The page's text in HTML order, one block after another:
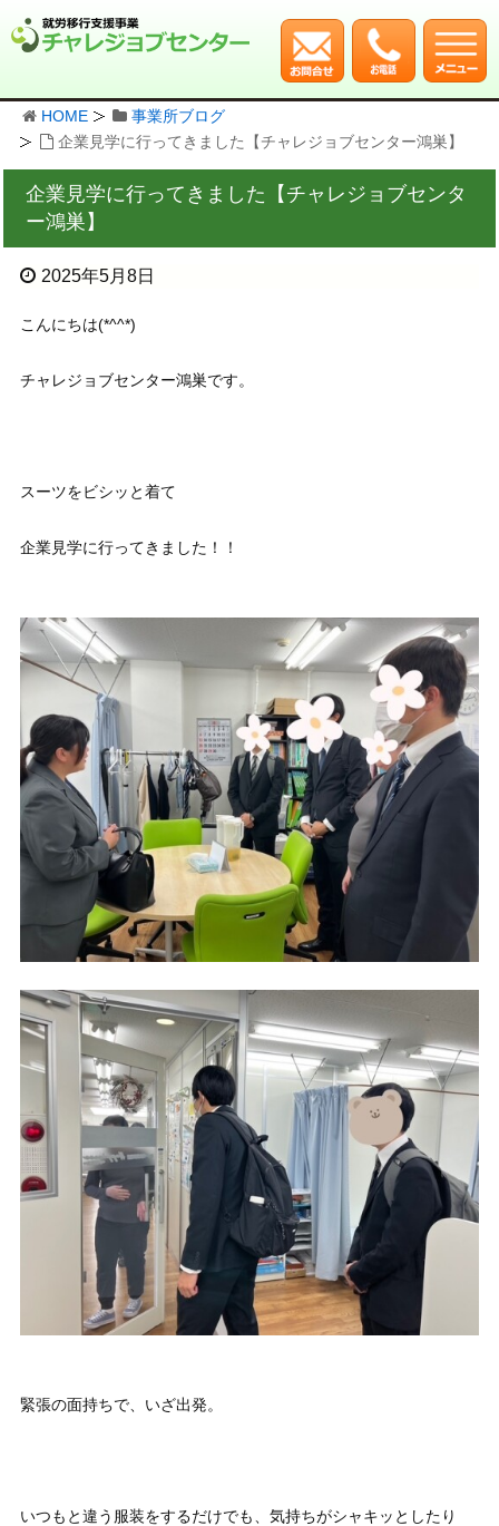
HOME
事業所ブログ
企業見学に行ってきました【チャレジョブセンター鴻巣】
企業見学に行ってきました【チャレジョブセンタ
ー鴻巣】
2025年5月8日
こんにちは(*^^*)
チャレジョブセンター鴻巣です。
スーツをビシッと着て
企業見学に行ってきました！！
緊張の面持ちで、いざ出発。
いつもと違う服装をするだけでも、気持ちがシャキッとしたり